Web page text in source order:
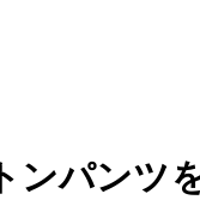
ンパンツ